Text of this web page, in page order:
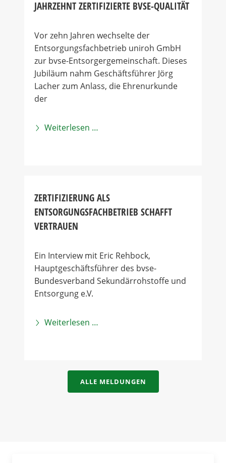
JAHRZEHNT ZERTIFIZIERTE BVSE-QUALITÄT
Vor zehn Jahren wechselte der
Entsorgungsfachbetrieb uniroh GmbH
zur bvse-Entsorgergemeinschaft. Dieses
Jubiläum nahm Geschäftsführer Jörg
Lacher zum Anlass, die Ehrenurkunde
der
Weiterlesen …
ZERTIFIZIERUNG ALS
ENTSORGUNGSFACHBETRIEB SCHAFFT
VERTRAUEN
Ein Interview mit Eric Rehbock,
Hauptgeschäftsführer des bvse-
Bundesverband Sekundärrohstoffe und
Entsorgung e.V.
Weiterlesen …
ALLE MELDUNGEN